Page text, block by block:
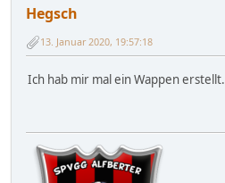
Hegsch
13. Januar 2020, 19:57:18
Ich hab mir mal ein Wappen erstellt.